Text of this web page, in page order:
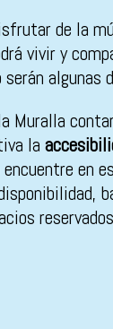
de la
vivir y
algunas
Muralla
la